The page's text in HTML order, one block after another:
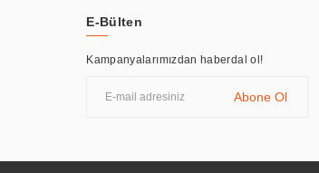
E-Bülten
Kampanyalarımızdan haberdal ol!
Abone Ol